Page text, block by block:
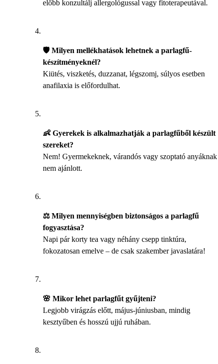
előbb konzultálj allergológussal vagy fitoterapeutával.
🛡️ Milyen mellékhatások lehetnek a parlagfű-
készítményeknél?
Kiütés, viszketés, duzzanat, légszomj, súlyos esetben
anafilaxia is előfordulhat.
👶 Gyerekek is alkalmazhatják a parlagfűből készült
szereket?
Nem! Gyermekeknek, várandós vagy szoptató anyáknak
nem ajánlott.
⚖️ Milyen mennyiségben biztonságos a parlagfű
fogyasztása?
Napi pár korty tea vagy néhány csepp tinktúra,
fokozatosan emelve – de csak szakember javaslatára!
🌸 Mikor lehet parlagfűt gyűjteni?
Legjobb virágzás előtt, május-júniusban, mindig
kesztyűben és hosszú ujjú ruhában.